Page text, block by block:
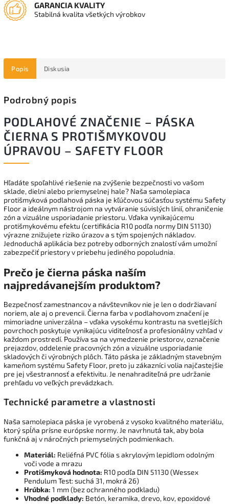
GARANCIA KVALITY
Stabilná kvalita všetkých výrobkov
Popis Diskusia
Podrobný popis
PODLAHOVÉ ZNAČENIE – PÁSKA
ČIERNA S PROTIŠMYKOVOU
ÚPRAVOU – SAFETY FLOOR
Hľadáte spoľahlivé riešenie na zvýšenie bezpečnosti vo vašom
sklade, dielni alebo priemyselnej hale? Naša samolepiaca
protišmyková podlahová páska je kľúčovou súčasťou systému Safety
Floor a ideálnym nástrojom na vytváranie súvislých línií, ohraničenie
zón a vizuálne usporiadanie priestoru. Vďaka vynikajúcemu
protišmykovému efektu (certifikácia R10 podľa normy DIN 51130)
výrazne znižujete riziko úrazov a s tým spojených nákladov.
Jednoduchá aplikácia bez potreby odborných znalostí vám umožní
zabezpečiť priestory v priebehu jediného popoludnia.
Prečo je čierna páska naším
najpredávanejším produktom?
Bezpečnosť zamestnancov a návštevníkov nie je len o dodržiavaní
noriem, ale aj o prevencii. Čierna farba v podlahovom značení je
mimoriadne univerzálna – vďaka vysokému kontrastu na svetlejších
povrchoch poskytuje vynikajúcu viditeľnosť a profesionálny vzhľad v
každom prostredí. Používa sa na vymedzenie priestorov, označenie
prejazdov, oddelenie pracovných zón a vizuálne usporiadanie
skladových či výrobných plôch. Táto páska je základným stavebným
kameňom systému Safety Floor, preto ju zákazníci volia najčastejšie
pre jej všestrannosť a efektivitu. Je nenahraditeľná pre udržanie
prehľadu vo veľkých prevádzkach.
Technické parametre a vlastnosti
Naša samolepiaca páska je vyrobená z vysoko kvalitného materiálu,
ktorý spĺňa prísne európske normy. Je navrhnutá tak, aby bola
funkčná aj v náročných priemyselných podmienkach.
Materiál: Reliéfná PVC fólia s akrylovým lepidlom odolným
voči vode a mrazu
Protišmyková hodnota: R10 podľa DIN 51130 (Wessex
Pendulum Test: suchá 31, mokrá 26)
Hrúbka: 1 mm (bez ochranného podkladu)
Vhodné podklady: Betón, keramika, drevo, kov, epoxidové